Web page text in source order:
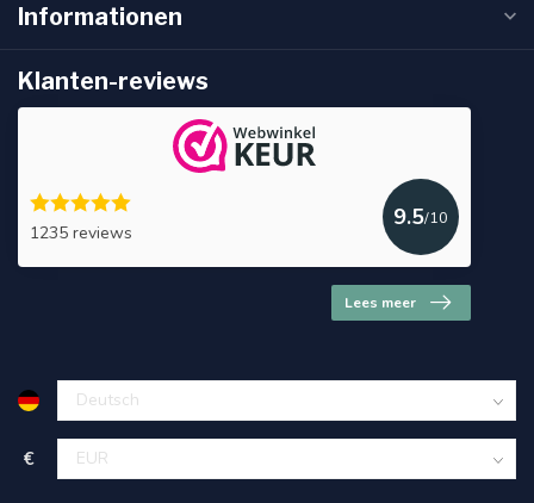
Informationen
Klanten-reviews
1235 reviews
9.5/10
Lees meer
€